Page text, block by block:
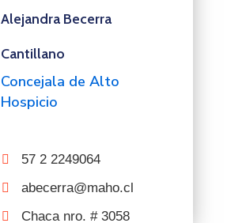
Alejandra Becerra
Cantillano
Concejala de Alto
Hospicio
57 2 2249064
abecerra@maho.cl
Chaca nro. # 3058